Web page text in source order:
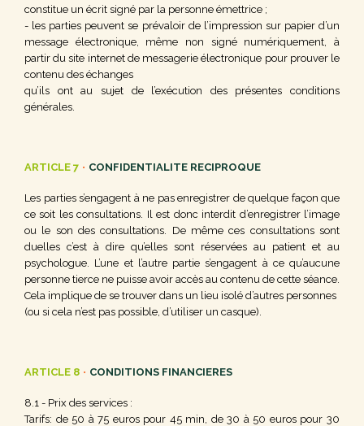
constitue un écrit signé par la personne émettrice ;
- les parties peuvent se prévaloir de l’impression sur papier d’un
message électronique, même non signé numériquement, à
partir du site internet de messagerie électronique pour prouver le
contenu des échanges
qu’ils ont au sujet de l’exécution des présentes conditions
générales.
ARTICLE 7 • CONFIDENTIALITE RECIPROQUE
Les parties s’engagent à ne pas enregistrer de quelque façon que
ce soit les consultations. Il est donc interdit d’enregistrer l’image
ou le son des consultations. De même ces consultations sont
duelles c’est à dire qu’elles sont réservées au patient et au
psychologue. L’une et l’autre partie s’engagent à ce qu’aucune
personne tierce ne puisse avoir accès au contenu de cette séance.
Cela implique de se trouver dans un lieu isolé d’autres personnes
(ou si cela n’est pas possible, d’utiliser un casque).
ARTICLE 8 • CONDITIONS FINANCIERES
8.1 - Prix des services :
Tarifs: de 50 à 75 euros pour 45 min, de 30 à 50 euros pour 30